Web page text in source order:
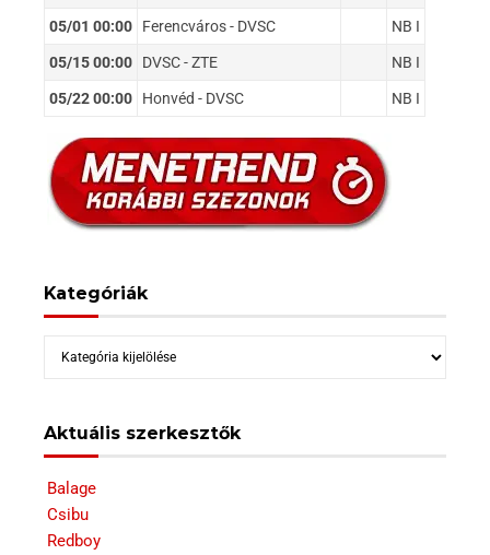
05/01 00:00 Ferencváros - DVSC NB I
05/15 00:00 DVSC - ZTE NB I
05/22 00:00 Honvéd - DVSC NB I
Kategóriák
Kategóriák
Aktuális szerkesztők
Balage
Csibu
Redboy